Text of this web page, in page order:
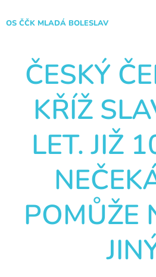
OS ČČK MLADÁ BOLESLAV
ČESKÝ
KŘÍŽ
LET. JIŽ
POMŮŽE